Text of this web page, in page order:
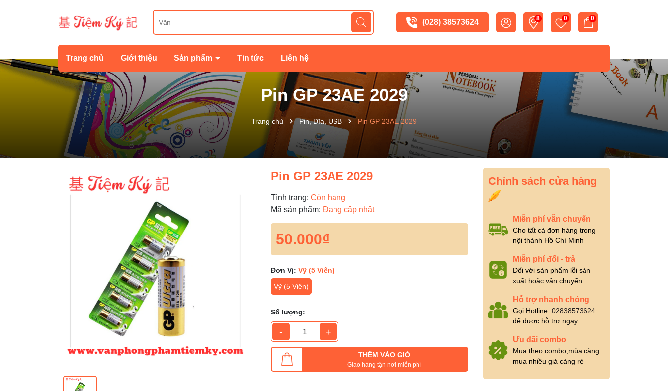
(028) 38573624 8 0 0
Trang chủ Giới thiệu Sản phẩm Tin tức Liên hệ
Pin GP 23AE 2029
Trang chủ Pin, Đĩa, USB Pin GP 23AE 2029
Pin GP 23AE 2029
Tình trạng: Còn hàng
Mã sản phẩm: Đang cập nhật
50.000₫
Đơn Vị: Vỹ (5 Viên)
Vỹ (5 Viên)
Số lượng:
- +
THÊM VÀO GIỎ
Giao hàng tận nơi miễn phí
Chính sách cửa hàng
Miễn phí vẫn chuyển
Cho tất cả đơn hàng trong
nội thành Hồ Chí Minh
Miễn phí đổi - trả
Đối với sản phẩm lỗi sản
xuất hoặc vận chuyển
Hỗ trợ nhanh chóng
Gọi Hotline: 02838573624
để được hỗ trợ ngay
Ưu đãi combo
Mua theo combo,mùa càng
mua nhiều giá càng rẻ